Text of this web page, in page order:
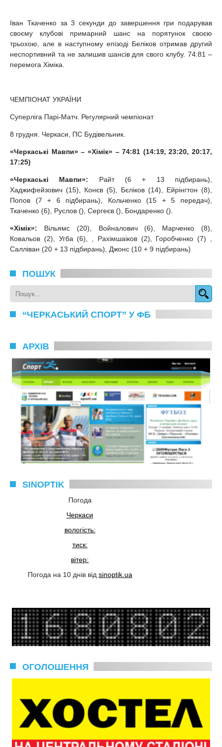
Іван Ткаченко за 3 секунди до завершення гри подарував
своєму клубові примарний шанс на порятунок своєю
трьохою, але в наступному епізоді Беліков отримав другий
неспортивний та не залишив шансів для свого клубу. 74:81 –
перемога Хіміка.
ЧЕМПІОНАТ УКРАЇНИ
Суперліга Парі-Матч. Регулярний чемпіонат
8 грудня. Черкаси, ПС Будівельник.
«Черкаські Мавпи» – «Хімік» – 74:81 (14:19, 23:20, 20:17,
17:25)
«Черкаські Мавпи»: Райт (6 + 13 підбирань),
Хаджифейзович (15), Конєв (5), Бєліков (14), Ейрінгтон (8),
Попов (7 + 6 підбирань), Кольченко (15 + 5 передач),
Ткаченко (6), Руслов (), Сергеєв (), Бондаренко ().
«Хімік»: Вільямс (20), Войналович (6), Марченко (8),
Ковальов (2), Угба (6), , Рахімшаіков (2), Горобченко (7) ,
Салліван (20 + 13 підбирань), Джонс (10 + 9 підбирань)
ПОШУК
“ЧЕРКАСЬКИЙ СПОРТ” У ФБ
АРХІВ
SINOPTIK
Погода
Черкаси
вологість:
тиск:
вітер:
Погода на 10 днів від sinoptik.ua
ОГОЛОШЕННЯ